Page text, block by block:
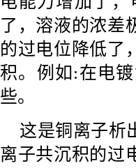
了，溶液的浓差
的过电位降低了
积。例如 :在电
些。
这是铜离子析
离子共沉积的过